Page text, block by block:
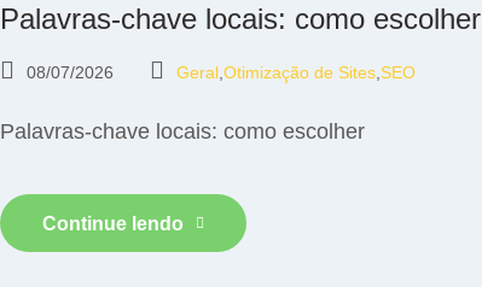
Palavras-chave locais: como escolher
08/07/2026 Geral Otimização de Sites SEO
Palavras-chave locais: como escolher
Continue lendo